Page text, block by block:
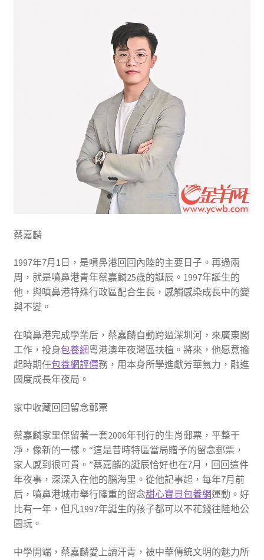
蔡嘉麟
1997年7月1日，是噴鼻港回回內陸的主要日子。再過兩
周，就是噴鼻港青年蔡嘉麟25歲的誕辰。1997年誕生的
他，與噴鼻港特殊行政區配合生長，感觸感染成長中的變
與不變。
在噴鼻港完成學業后，蔡嘉麟自動跨過深圳河，來廣東闖
工作，投身包養網粵港澳年夜灣區扶植。將來，他愿意擔
起時期任包養網評價務，用本身所學進獻芳華氣力，融進
國度成長年夜局。
家中收藏回回留念郵票
蔡嘉麟家里保留著一套2006年刊行的生肖郵票，平整干
凈，像新的一樣。“這是昔時特區當局贈予的留念郵票，
家人感到很可貴。”蔡嘉麟的誕辰恰好也在7月，回回這件
年夜事，深深入在他的腦海里。從他記事起，每年7月前
后，噴鼻港城市舉行隆重的留念甜心寶貝包養網運動。好
比有一年，但凡1997年誕生的孩子都可以不花錢往陸地公
園玩。
中學開端，蔡嘉麟愛上讀汗青，被中華傳統文明的魅力所